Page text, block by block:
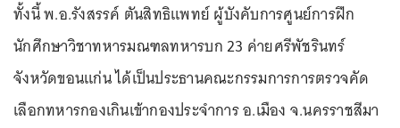
ทั้งนี้ พ.อ.รังสรรค์ ตันสิทธิแพทย์ ผู้บังคับการศูนย์การฝึก
นักศึกษาวิชาทหารมณฑลทหารบก 23 ค่ายศรีพัชรินทร์
จังหวัดขอนแก่น ได้เป็นประธานคณะกรรมการการตรวจคัด
เลือกทหารกองเกินเข้ากองประจำการ อ.เมือง จ.นครราชสีมา